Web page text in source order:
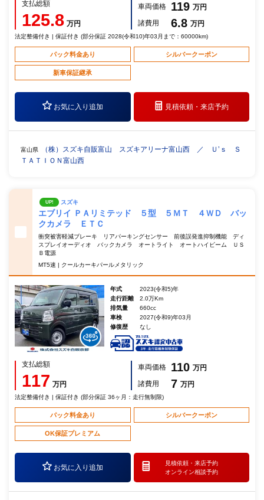
支払総額
125.8 万円
車両価格 119 万円
諸費用
6.8 万円
法定整備付き | 保証付き (部分保証 2028(令和10)年03月まで：60000km)
パック料金あり シルバークーポン
新車保証継承
お気に入り追加 見積依頼・来店予約
富山県
（株）スズキ自販富山 スズキアリーナ富山西 ／ Ｕ’ｓ Ｓ
ＴＡＴＩＯＮ富山西
UP! スズキ
エブリイ ＰＡリミテッド ５型 ５ＭＴ ４ＷＤ バッ
クカメラ ＥＴＣ
衝突被害軽減ブレーキ リアパーキングセンサー 前後誤発進抑制機能 ディ
スプレイオーディオ バックカメラ オートライト オートハイビーム ＵＳ
Ｂ電源
MT5速 | クールカーキパールメタリック
年式
2023(令和5)年
走行距離
2.0万Km
排気量
660cc
車検
2027(令和9)年03月
修復歴
なし
支払総額
117 万円
車両価格 110 万円
諸費用
7 万円
法定整備付き | 保証付き (部分保証 36ヶ月：走行無制限)
パック料金あり シルバークーポン
OK保証プレミアム
お気に入り追加
見積依頼・ 来店予約
オンライン相談予約